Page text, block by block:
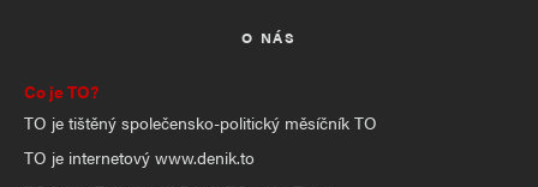
O NÁS
Co je TO?
TO je tištěný společensko-politický měsíčník TO
TO je internetový www.denik.to